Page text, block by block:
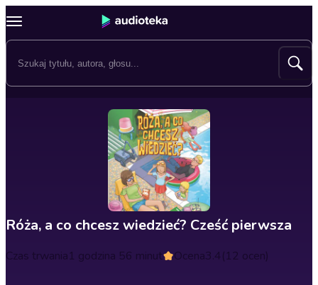
Róża, a co chcesz wiedzieć? Cześć pierwsza
Czas trwania1 godzina 56 minut Ocena3.4(12 ocen)